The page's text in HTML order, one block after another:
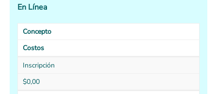
En Línea
Concepto
Costos
Inscripción
$0,00